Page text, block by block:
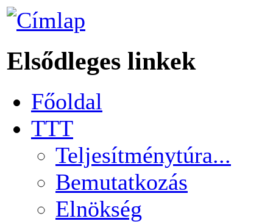
Elsődleges linkek
Főoldal
TTT
Teljesítménytúra...
Bemutatkozás
Elnökség